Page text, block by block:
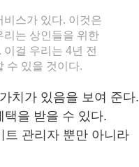
스가 있다. 이것은
리는 상인들을 위한
걸 우리는 4년 전
수 있을 것이다.
치가 있음을 보여 준다.
을 받을 수 있다.
트 관리자 뿐만 아니라